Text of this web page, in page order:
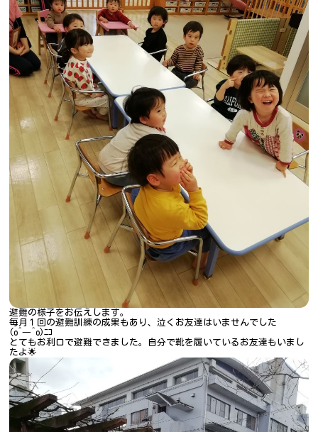
避難の様子をお伝えします。
毎月１回の避難訓練の成果もあり、泣くお友達はいませんでした
(o^―^o)ﾆｺ
とてもお利口で避難できました。自分で靴を履いているお友達もいまし
たよ🌟